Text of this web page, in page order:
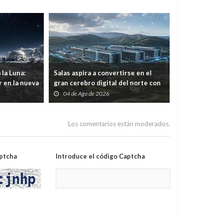
Luna:
en la nueva
Salas aspira a convertirse en el
gran cerebro digital del norte con
una inversión de 1.226 millones
04 de Ago de 2026
Los comentarios están moderados.
Introduce el código Captcha